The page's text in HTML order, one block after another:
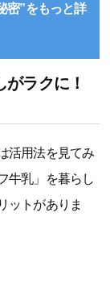
密”をもっと詳
ラクに！
活用法を見てみ
牛乳」を暮らし
ットがありま